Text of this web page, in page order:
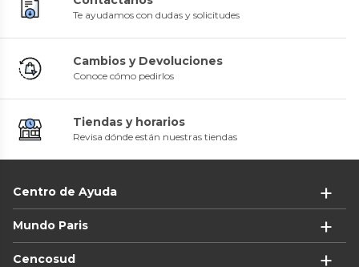
Te ayudamos con dudas y solicitudes
Cambios y Devoluciones
Conoce cómo pedirlos
Tiendas y horarios
Revisa dónde están nuestras tiendas
Centro de Ayuda
Mundo Paris
Cencosud